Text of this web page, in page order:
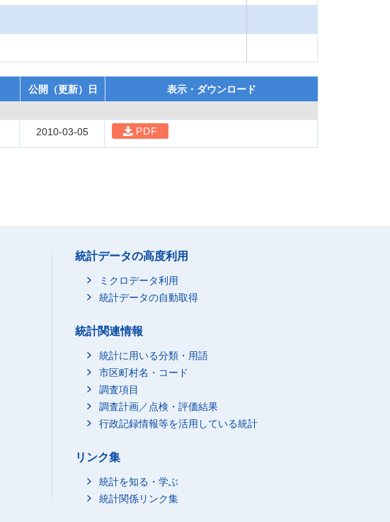
公開（更新）日
表示・ダウンロード
2010-03-05 PDF
統計データの高度利用
ミクロデータ利用
統計データの自動取得
統計関連情報
統計に用いる分類・用語
市区町村名・コード
調査項目
調査計画／点検・評価結果
行政記録情報等を活用している統計
リンク集
統計を知る・学ぶ
統計関係リンク集